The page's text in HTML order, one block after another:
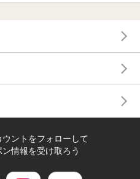
ントをフォローして
情報を受け取ろう